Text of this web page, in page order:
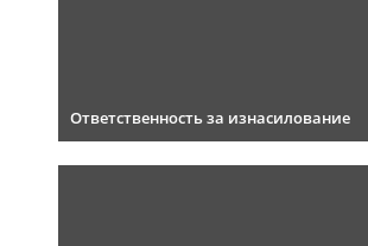
Ответственность за изнасилование